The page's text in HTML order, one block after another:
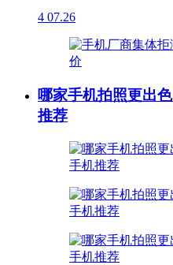
4 07.26
哪家手机拍照更出
推荐